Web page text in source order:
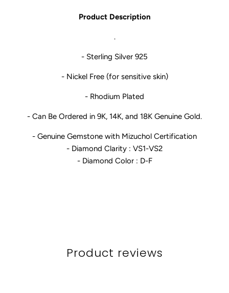
Product Description
.
- Sterling Silver 925
- Nickel Free (for sensitive skin)
- Rhodium Plated
- Can Be Ordered in 9K, 14K, and 18K Genuine Gold.
- Genuine Gemstone with Mizuchol Certification
- Diamond Clarity : VS1-VS2
- Diamond Color : D-F
Product reviews